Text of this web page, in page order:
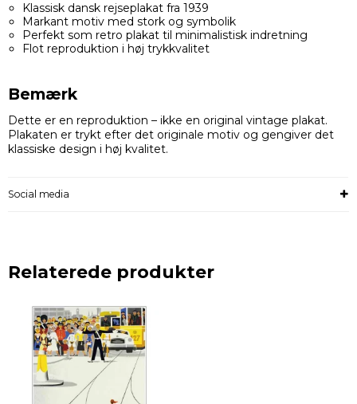
Klassisk dansk rejseplakat fra 1939
Markant motiv med stork og symbolik
Perfekt som retro plakat til minimalistisk indretning
Flot reproduktion i høj trykkvalitet
Bemærk
Dette er en reproduktion – ikke en original vintage plakat.
Plakaten er trykt efter det originale motiv og gengiver det
klassiske design i høj kvalitet.
Social media
Relaterede produkter